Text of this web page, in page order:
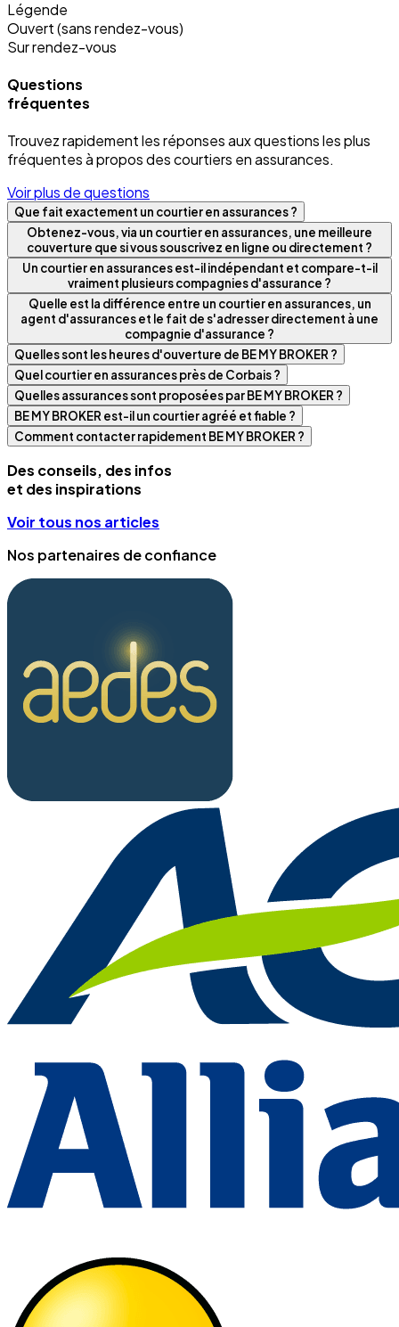
Légende
Ouvert (sans rendez-vous)
Sur rendez-vous
Questions
fréquentes
Trouvez rapidement les réponses aux questions les plus
fréquentes à propos des courtiers en assurances.
Voir plus de questions
Que fait exactement un courtier en assurances ?
Obtenez-vous, via un courtier en assurances, une meilleure
couverture que si vous souscrivez en ligne ou directement ?
Un courtier en assurances est-il indépendant et compare-t-il
vraiment plusieurs compagnies d'assurance ?
Quelle est la différence entre un courtier en assurances, un
agent d'assurances et le fait de s'adresser directement à une
compagnie d'assurance ?
Quelles sont les heures d'ouverture de BE MY BROKER ?
Quel courtier en assurances près de Corbais ?
Quelles assurances sont proposées par BE MY BROKER ?
BE MY BROKER est-il un courtier agréé et fiable ?
Comment contacter rapidement BE MY BROKER ?
Des conseils, des infos
et des inspirations
Voir tous nos articles
Nos partenaires de confiance